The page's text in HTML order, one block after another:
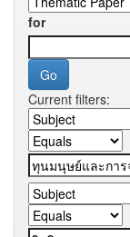
for
Current filters: